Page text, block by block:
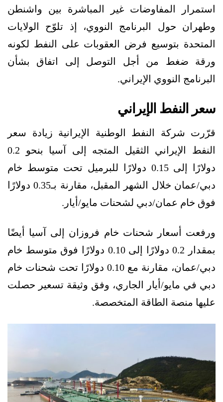
استمرار المفاوضات غير المباشرة بين واشنطن
وطهران حول البرنامج النووي، إذ تلوّح الولايات
المتحدة بتوسيع فرض العقوبات على النفط لكونه
ورقة ضغط من أجل التوصل إلى اتفاق بشأن
البرنامج النووي الإيراني.
سعر النفط الإيراني
قرّرت شركة النفط الوطنية الإيرانية زيادة سعر
النفط الإيراني الثقيل المتجه إلى آسيا بنحو 0.2
دولارًا إلى 0.15 دولارًا للبرميل تحت متوسط خام
دبي/عمان خلال الشهر المقبل، مقارنة بـ0.35 دولارًا
فوق خام عمان/دبي لشحنات مايو/أيار.
ورفعت أسعار شحنات خام فروزان إلى آسيا أيضًا
بمقدار 0.2 دولارًا إلى 0.10 دولارًا فوق متوسط خام
دبي/عمان، مقارنة مع 0.10 دولارًا تحت شحنات خام
دبي في مايو/أيار الجاري، وفق وثيقة تسعير حصلت
عليها منصة الطاقة المتخصصة.